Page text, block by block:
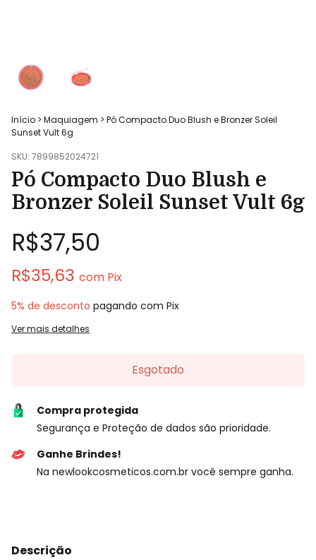
Início > Maquiagem > Pó Compacto Duo Blush e Bronzer Soleil
Sunset Vult 6g
SKU: 7899852024721
Pó Compacto Duo Blush e
Bronzer Soleil Sunset Vult 6g
R$37,50
R$35,63 com Pix
5% de desconto pagando com Pix
Ver mais detalhes
Compra protegida
Segurança e Proteção de dados são prioridade.
Ganhe Brindes!
Na newlookcosmeticos.com.br você sempre ganha.
Descrição